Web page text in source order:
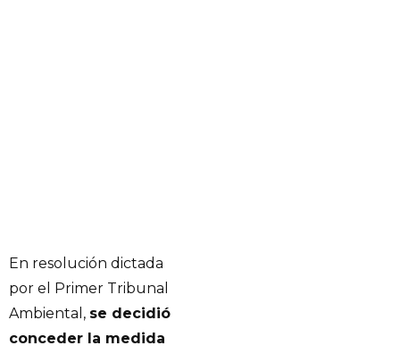
En resolución dictada
por el Primer Tribunal
Ambiental, se decidió
conceder la medida